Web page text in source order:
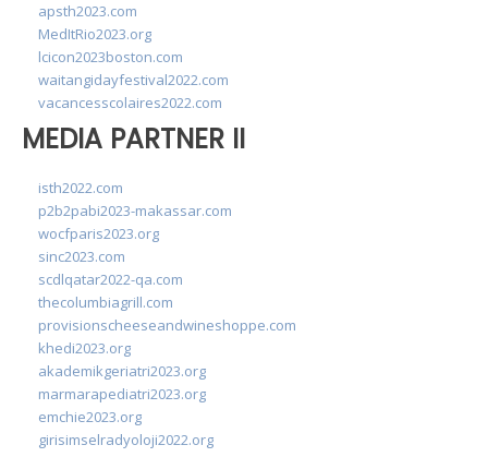
apsth2023.com
MedItRio2023.org
lcicon2023boston.com
waitangidayfestival2022.com
vacancesscolaires2022.com
MEDIA PARTNER II
isth2022.com
p2b2pabi2023-makassar.com
wocfparis2023.org
sinc2023.com
scdlqatar2022-qa.com
thecolumbiagrill.com
provisionscheeseandwineshoppe.com
khedi2023.org
akademikgeriatri2023.org
marmarapediatri2023.org
emchie2023.org
girisimselradyoloji2022.org